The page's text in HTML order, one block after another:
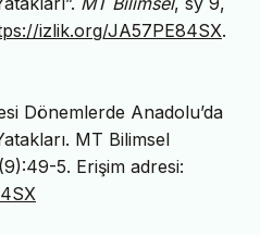
izlik.org/JA57PE84SX.
Dönemlerde Anadolu’da
MT Bilimsel
5. Erişim adresi: